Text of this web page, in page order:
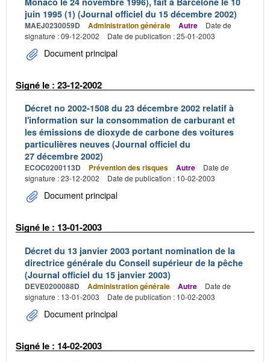
juin 1995 (1) (Journal officiel du 15 décembre 2002)
MAEJ0230059D Administration générale Autre
Date de
signature : 09-12-2002
Date de publication : 25-01-2003
Document principal
Signé le : 23-12-2002
Décret no 2002-1508 du 23 décembre 2002 relatif à
l'information sur la consommation de carburant et
les émissions de dioxyde de carbone des voitures
particulières neuves (Journal officiel du
27 décembre 2002)
ECOC0200113D Prévention des risques Autre
Date de
signature : 23-12-2002
Date de publication : 10-02-2003
Document principal
Signé le : 13-01-2003
Décret du 13 janvier 2003 portant nomination de la
directrice générale du Conseil supérieur de la pêche
(Journal officiel du 15 janvier 2003)
DEVE0200088D Administration générale Autre
Date de
signature : 13-01-2003
Date de publication : 10-02-2003
Document principal
Signé le : 14-02-2003